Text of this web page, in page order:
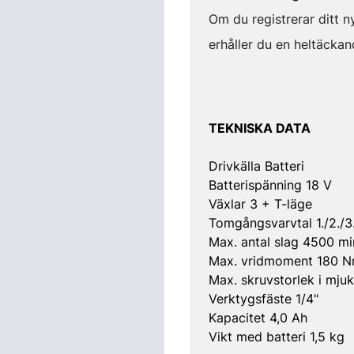
Om du registrerar ditt
erhåller du en
TEKNISKA DATA
Drivkälla Batteri
Batterispänning 18 V
Växlar 3 + T-läge
Tomgångsvarvtal 1./2./
Max. antal slag 4500
Max. vridmoment 180
Max. skruvstorlek i
Verktygsfäste 1/4"
Kapacitet 4,0 Ah
Vikt med batteri 1,5 kg